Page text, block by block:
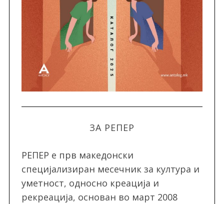
ЗА РЕПЕР
РЕПЕР e прв македонски
специјализиран месечник за култура и
уметност, односно креација и
рекреација, oснован во март 2008